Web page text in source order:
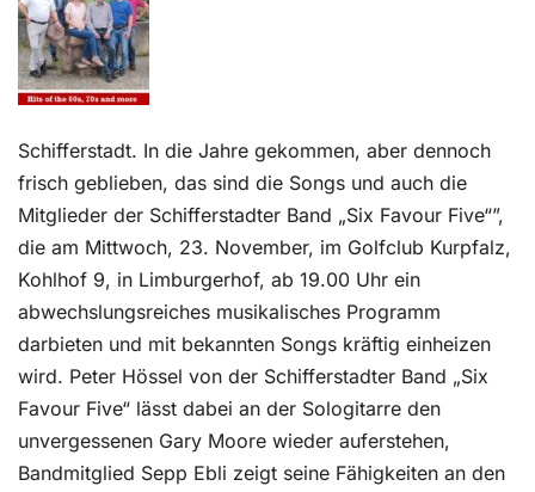
Schifferstadt. In die Jahre gekommen, aber dennoch
frisch geblieben, das sind die Songs und auch die
Mitglieder der Schifferstadter Band „Six Favour Five“”,
die am Mittwoch, 23. November, im Golfclub Kurpfalz,
Kohlhof 9, in Limburgerhof, ab 19.00 Uhr ein
abwechslungsreiches musikalisches Programm
darbieten und mit bekannten Songs kräftig einheizen
wird. Peter Hössel von der Schifferstadter Band „Six
Favour Five“ lässt dabei an der Sologitarre den
unvergessenen Gary Moore wieder auferstehen,
Bandmitglied Sepp Ebli zeigt seine Fähigkeiten an den